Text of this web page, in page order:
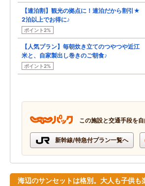
【連泊割】観光の拠点に！連泊だから割引★
2泊以上でお得に♪
ポイント2%
【人気プラン】毎朝炊き立てのつやつや近江
米と、自家製出し巻きのご朝食♪
ポイント2%
この施設と交通手段を
新幹線/特急付プラン一覧へ
海辺のサンセットは格別。大人も子供も